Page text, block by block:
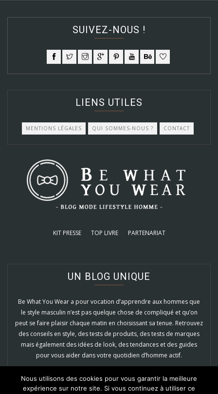
SUIVEZ-NOUS !
LIENS UTILES
MENTIONS LÉGALES QUI SOMMES-NOUS ? CONTACT
KIT PRESSE TOP LIVRE PARTENARIAT
UN BLOG UNIQUE
Be What You Wear a pour vocation d’apprendre aux hommes que
le style masculin n’est pas quelque chose de compliqué et qu’on
peut se faire plaisir chaque matin en choisissant sa tenue. Retrouvez
des conseils en style, des tests de produits, des tests de marques
mais également des idées de look, des tendances et des guides
pour vous aider dans votre quotidien d’homme actif.
Nous utilisons des cookies pour vous garantir la meilleure
expérience sur notre site. Si vous continuez à utiliser ce